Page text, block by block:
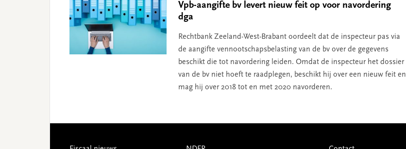
Vpb-aangifte bv levert nieuw feit op voor navordering
dga
Rechtbank Zeeland-West-Brabant oordeelt dat de inspecteur pas via
de aangifte vennootschapsbelasting van de bv over de gegevens
beschikt die tot navordering leiden. Omdat de inspecteur het dossier
van de bv niet hoeft te raadplegen, beschikt hij over een nieuw feit en
mag hij over 2018 tot en met 2020 navorderen.